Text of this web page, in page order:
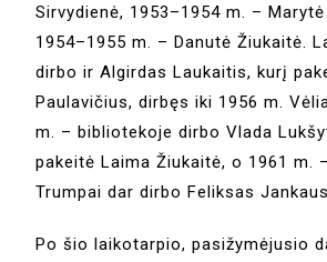
Sirvydienė, 1953–1954 m. –
1954–1955 m. – Danutė Žiukaitė.
dirbo ir Algirdas Laukaitis, kurį
Paulavičius, dirbęs iki 1956 m.
m. – bibliotekoje dirbo Vlada
pakeitė Laima Žiukaitė, o 1961 m.
Trumpai dar dirbo Feliksas
Po šio laikotarpio, pasižymėjusio